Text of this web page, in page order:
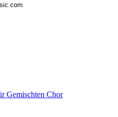
Gemischten Chor